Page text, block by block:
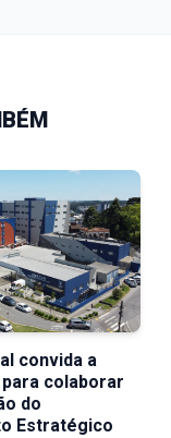
convida a
colaborar
do
Estratégico